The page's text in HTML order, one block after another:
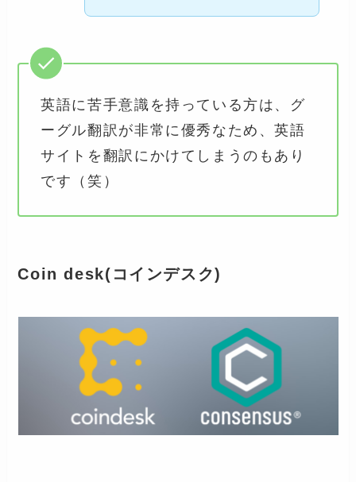
英語に苦手意識を持っている方は、グ
ーグル翻訳が非常に優秀なため、英語
サイトを翻訳にかけてしまうのもあり
です（笑）
Coin desk(コインデスク)